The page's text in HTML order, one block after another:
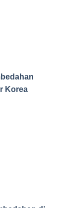
Korea